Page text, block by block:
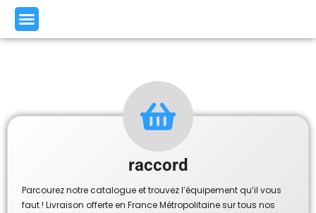
raccord
Parcourez notre catalogue et trouvez l’équipement qu’il vous
faut ! Livraison offerte en France Métropolitaine sur tous nos